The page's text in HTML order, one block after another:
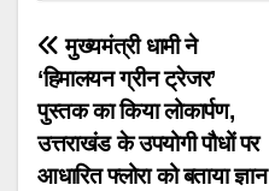
Post
navigation
मुख्यमंत्री धामी ने
‘हिमालयन ग्रीन ट्रेजर’
पुस्तक का किया लोकार्पण,
उत्तराखंड के उपयोगी पौधों पर
आधारित फ्लोरा को बताया ज्ञान